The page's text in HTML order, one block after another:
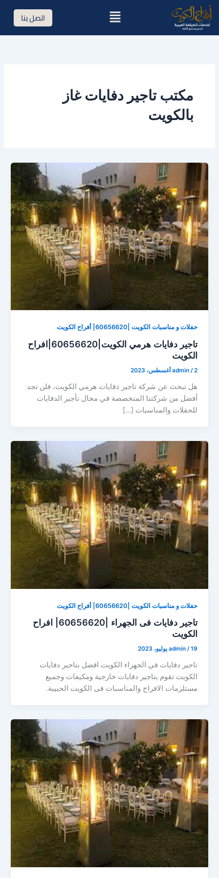
تخطي
إلى
المحتوى
القائمة اتصل بنا
مكتب تاجير دفايات غاز
بالكويت
حفلات و مناسبات الكويت |60656620| أفراح الكويت
تاجير دفايات هرمي الكويت|60656620|افراح
الكويت
admin /2 أغسطس، 2023
هل تبحث عن شركة تاجير دفايات هرمي الكويت، فلن تجد
أفضل من شركتنا المتخصصة في مجال تأجير الدفايات
للحفلات والمناسبات […]
حفلات و مناسبات الكويت |60656620| أفراح الكويت
تاجير دفايات فى الجهراء |60656620| افراح
الكويت
admin /19 يوليو، 2023
تاجير دفايات في الجهراء الكويت افضل بتاجير دفايات
الكويت تقوم بتاجير دفايات خارجية ومكيفات وجميع
مستلزمات الافراح والمناسبات فى الكويت الحبيبة.